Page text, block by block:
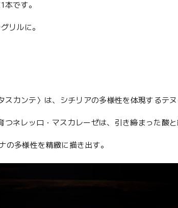
です。
リルに。
スカンテ〉は、シチリアの多様性を体現するテ
ネレッロ・マスカレーゼは、引き締まった酸
多様性を精緻に描き出す。